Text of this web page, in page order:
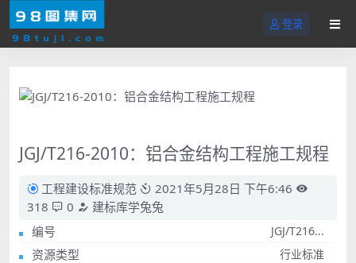
登录
JGJ/T216-2010：铝合金结构工程施工规程
工程建设标准规范
2021年5月28日 下午6:46
318
0
建标库学兔兔
编号
JGJ/T216...
资源类型 行业标准